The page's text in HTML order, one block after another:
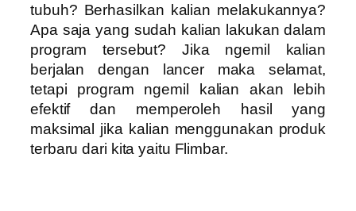
tubuh? Berhasilkan kalian melakukannya?
Apa saja yang sudah kalian lakukan dalam
program tersebut? Jika ngemil kalian
berjalan dengan lancer maka selamat,
tetapi program ngemil kalian akan lebih
efektif dan memperoleh hasil yang
maksimal jika kalian menggunakan produk
terbaru dari kita yaitu Flimbar.